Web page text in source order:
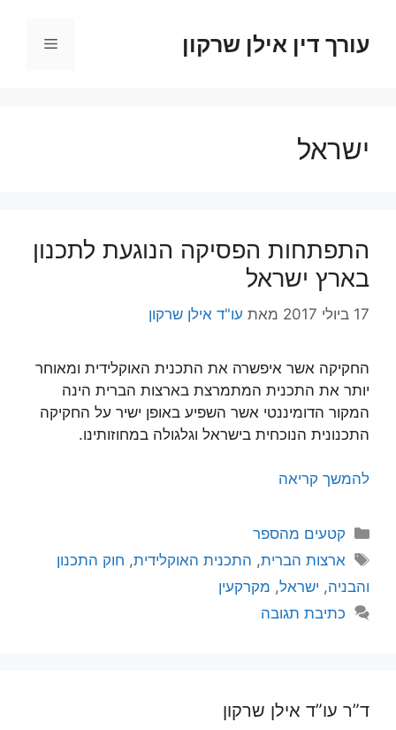
עורך דין אילן שרקון תפריט
ישראל
התפתחות הפסיקה הנוגעת לתכנון
בארץ ישראל
17 ביולי 2017 מאת עו"ד אילן שרקון
החקיקה אשר איפשרה את התכנית האוקלידית ומאוחר
יותר את התכנית המתמרצת בארצות הברית הינה
המקור הדומיננטי אשר השפיע באופן ישיר על החקיקה
התכנונית הנוכחית בישראל וגלגולה במחוזותינו.
להמשך קריאה
קטגוריות
קטעים מהספר
תגיות
ארצות הברית, התכנית האוקלידית, חוק התכנון
והבניה, ישראל, מקרקעין
כתיבת תגובה
ד”ר עו”ד אילן שרקון